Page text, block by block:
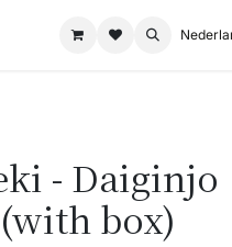
- Daiginjo
box)